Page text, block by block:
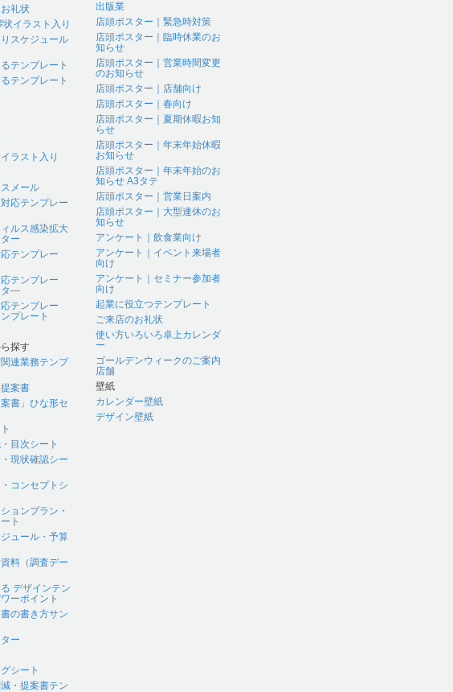
礼状
イラスト入り
スケジュール
テンプレート
テンプレート
ラスト入り
メール
応テンプレー
ルス感染拡大
ー
応テンプレー
応テンプレー
タ―
応テンプレー
プレート
探す
連業務テンプ
案書
案書」ひな形セ
目次シート
現状確認シー
コンセプトシ
ョンプラン・
ト
ュール・予算
料（調査デー
デザインテン
ーポイント
の書き方サン
ー
シート
・提案書テン
出版業
店頭ポスター｜緊急時対策
店頭ポスター｜臨時休業のお
知らせ
店頭ポスター｜営業時間変更
のお知らせ
店頭ポスター｜店舗向け
店頭ポスター｜春向け
店頭ポスター｜夏期休暇お知
らせ
店頭ポスター｜年末年始休暇
お知らせ
店頭ポスター｜年末年始のお
知らせ A3タテ
店頭ポスター｜営業日案内
店頭ポスター｜大型連休のお
知らせ
アンケート｜飲食業向け
アンケート｜イベント来場者
向け
アンケート｜セミナー参加者
向け
起業に役立つテンプレート
ご来店のお礼状
使い方いろいろ卓上カレンダ
ー
ゴールデンウィークのご案内
店舗
壁紙
カレンダー壁紙
デザイン壁紙